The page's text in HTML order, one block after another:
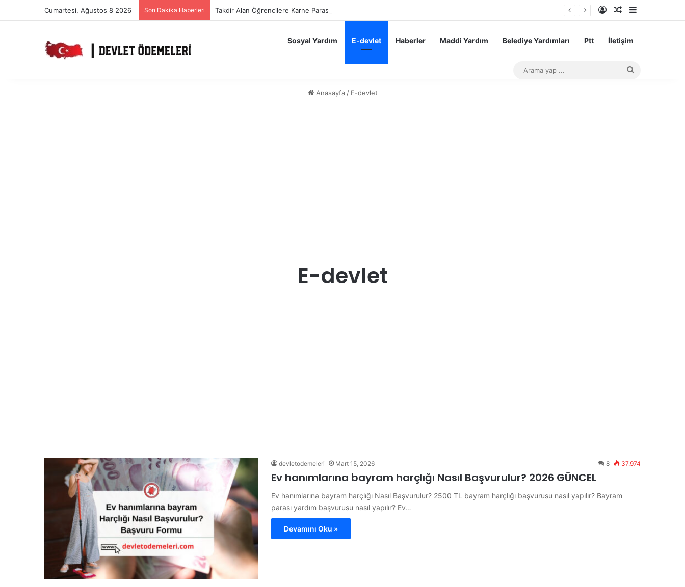
Cumartesi, Ağustos 8 2026 Son Dakika Haberleri Takdir Alan Öğrencilere Karne Parası Başvurusu Nasıl Yapılır? Kayıt OlRastgele Makale
Sosyal Yardım E-devlet Haberler Maddi Yardım Belediye Yardımları Ptt İletişim
Anasayfa / E-devlet
E-devlet
devletodemeleri Mart 15, 2026 8 37.974
Ev hanımlarına bayram harçlığı Nasıl Başvurulur? 2026 GÜNCEL
Ev hanımlarına bayram harçlığı Nasıl Başvurulur? 2500 TL bayram harçlığı başvurusu nasıl yapılır? Bayram
parası yardım başvurusu nasıl yapılır? Ev…
Devamını Oku »